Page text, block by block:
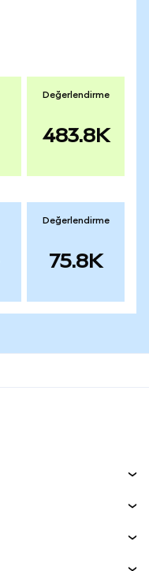
Değerlendirme
483.8K
Değerlendirme
75.8K